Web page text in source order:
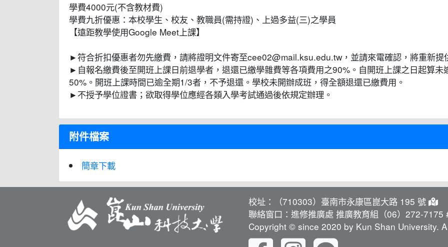
學費4000元(不含教材費)
學費九折優惠：本校學生、校友、教職員(需持證)、上過多益(三)之學員
【遠距教學使用Google Meet上課】
►符合折扣優惠者勿先繳費，請將證明文件寄至cee02@mail.ksu.edu.tw，並請來電確認，將重新提
►自報名繳費後至開班上課日前退學者，退還已繳學雜費等各項費用之90%。自開班上課之日起算
50%。開班上課時間已逾全期1/3者，不予退還。學校未開辦成班，得全額退還已繳費用。
►不授予學位證書；欲取得學位應經各類入學考試通過後依規定辦理。
附件檔案
簡章下載
校址：（710303）臺南市永康區崑大路 195 號
聯絡窗口：進修推廣處 推廣教育組（06）272-7175
Copyright © since 2020 by Kun Shan University.